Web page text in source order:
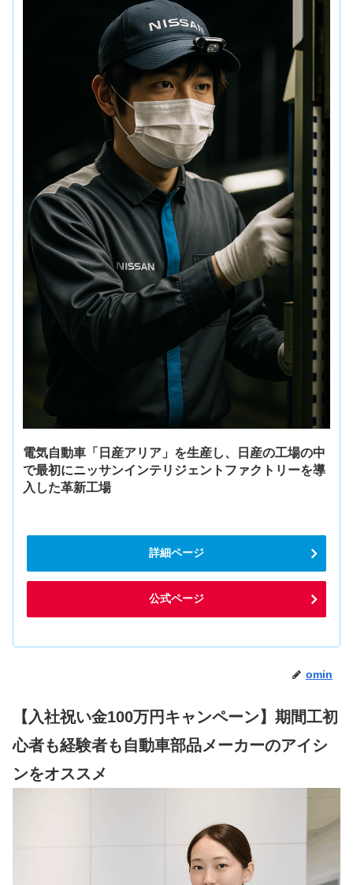
電気自動車「日産アリア」を生産し、日産の工場の中
で最初にニッサンインテリジェントファクトリーを導
入した革新工場
詳細ページ
公式ページ
omin
【入社祝い金100万円キャンペーン】期間工初
心者も経験者も自動車部品メーカーのアイシ
ンをオススメ